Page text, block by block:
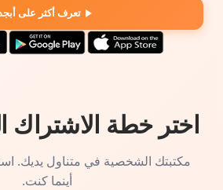
تعرف أكثر على
اختر خطة الاشتراك
مكتبتك الشخصية في متناول يديك.
أينما كنت.